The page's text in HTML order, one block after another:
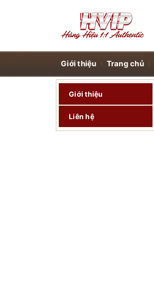
Giới thiệu Trang chủ
Giới thiệu
Liên hệ